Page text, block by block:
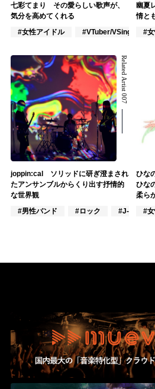
七彩てまり その愛らしい歌声が、
気分を高めてくれる
#女性アイドル
#VTuber/VSinger
幽夏
情と
#
Related Artist 007
joppin:cal ソリッドに研ぎ澄まされ
たアンサンブルからくり出す抒情的
な世界観
#男性バンド
#ロック #J-POP
ひな
ひな
柔ら
#